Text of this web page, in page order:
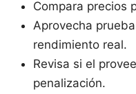
Compara precios
Aprovecha
rendimiento real.
Revisa si el
penalización.